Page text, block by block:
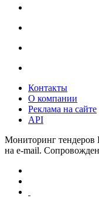
Контакты
О компании
Реклама на сайте
API
Мониторинг тендеров
на e-mail.